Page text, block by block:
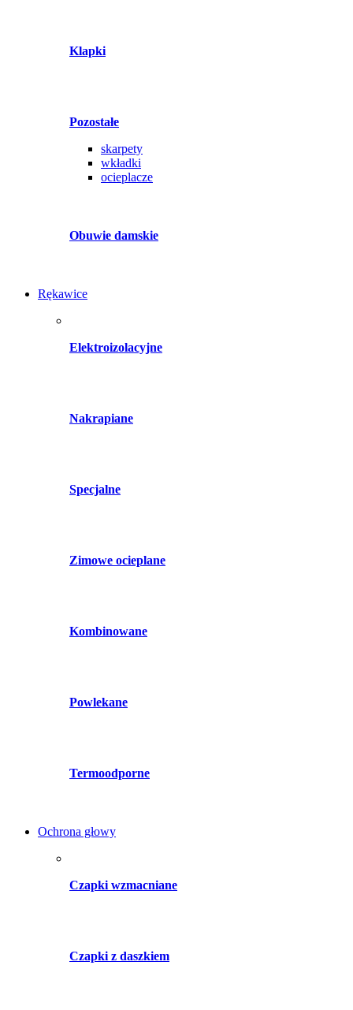
Klapki
Pozostałe
skarpety
wkładki
ocieplacze
Obuwie damskie
Rękawice
Elektroizolacyjne
Nakrapiane
Specjalne
Zimowe ocieplane
Kombinowane
Powlekane
Termoodporne
Ochrona głowy
Czapki wzmacniane
Czapki z daszkiem